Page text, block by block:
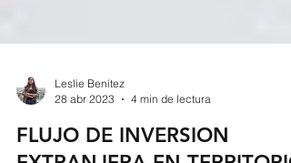
28 abr 2023
4 min de lectura